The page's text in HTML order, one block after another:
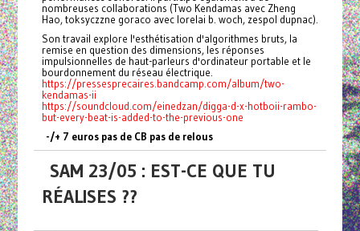
nombreuses collaborations (Two Kendamas avec Zheng
Hao, toksyczzne goraco avec lorelai b. woch, zespol dupnac).
Son travail explore l'esthétisation d'algorithmes bruts, la
remise en question des dimensions, les réponses
impulsionnelles de haut-parleurs d'ordinateur portable et le
bourdonnement du réseau électrique.
https://pressesprecaires.bandcamp.com/album/two-
kendamas-ii
https://soundcloud.com/einedzan/digga-d-x-hotboii-rambo-
but-every-beat-is-added-to-the-previous-one
-/+ 7 euros pas de CB pas de relous
SAM 23/05 : EST-CE QUE TU
RÉALISES ??